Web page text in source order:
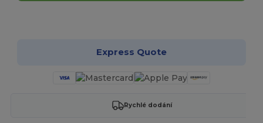
Express Quote
Rychlé dodání